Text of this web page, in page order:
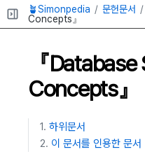
🪴Simonpedia 문헌문서
Concepts』
『
Concepts』
하위문서
이 문서를 인용한 문서